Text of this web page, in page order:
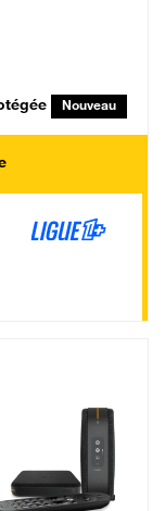
Nouveau
mois, Engagement 12 mois